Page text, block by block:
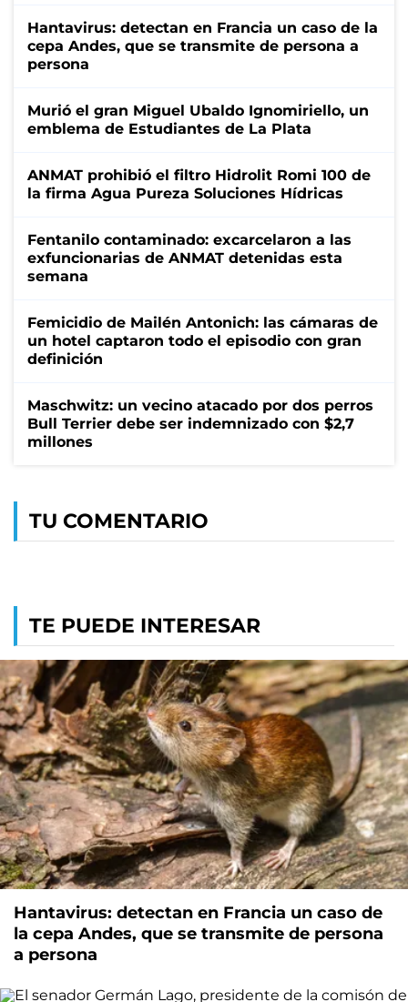
Hantavirus: detectan en Francia un caso de la
cepa Andes, que se transmite de persona a
persona
Murió el gran Miguel Ubaldo Ignomiriello, un
emblema de Estudiantes de La Plata
ANMAT prohibió el filtro Hidrolit Romi 100 de
la firma Agua Pureza Soluciones Hídricas
Fentanilo contaminado: excarcelaron a las
exfuncionarias de ANMAT detenidas esta
semana
Femicidio de Mailén Antonich: las cámaras de
un hotel captaron todo el episodio con gran
definición
Maschwitz: un vecino atacado por dos perros
Bull Terrier debe ser indemnizado con $2,7
millones
TU COMENTARIO
TE PUEDE INTERESAR
Hantavirus: detectan en Francia un caso de
la cepa Andes, que se transmite de persona
a persona